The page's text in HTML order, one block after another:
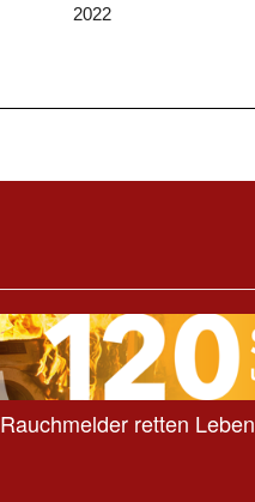
2022
Rauchmelder retten Leben